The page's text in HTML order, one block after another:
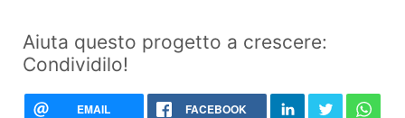
Aiuta questo progetto a crescere:
Condividilo!
EMAIL FACEBOOK